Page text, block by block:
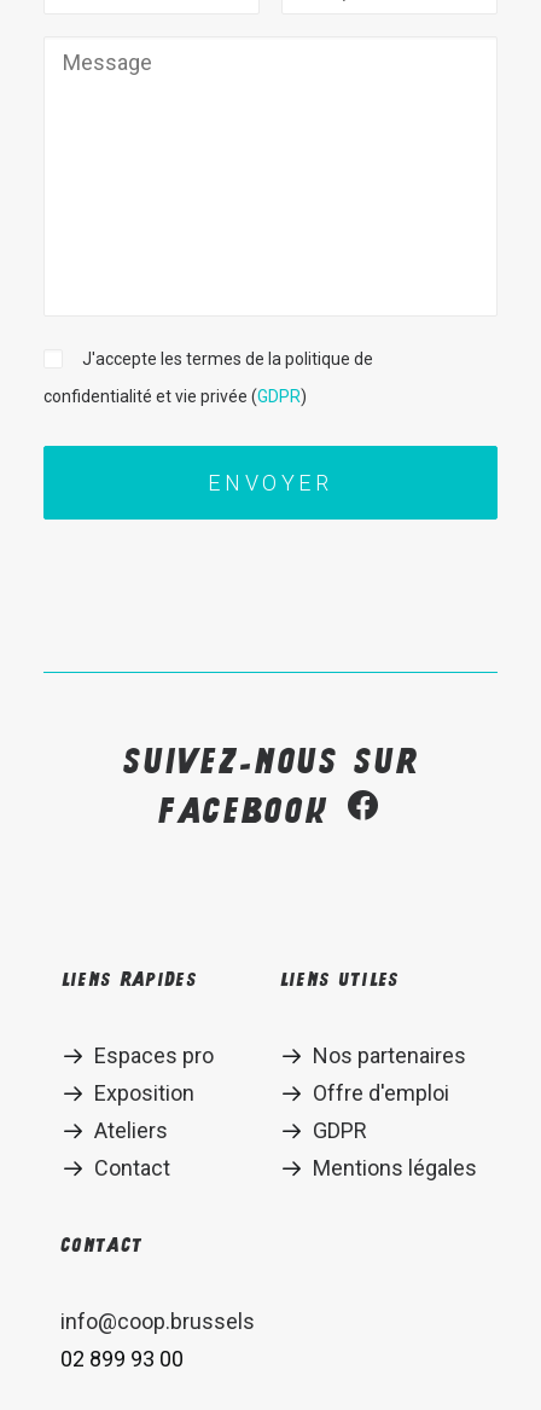
J'accepte les termes de la politique de
confidentialité et vie privée (GDPR)
Suivez-nous sur
Facebook
Liens rapides
Espaces pro
Exposition
Ateliers
Contact
Liens utiles
Nos partenaires
Offre d'emploi
GDPR
Mentions légales
Contact
info@coop.brussels
02 899 93 00